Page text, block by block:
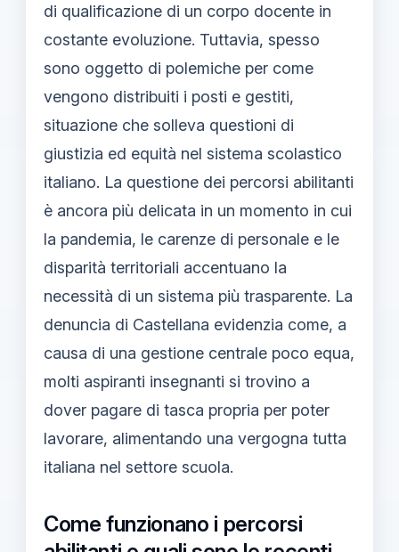
di qualificazione di un corpo docente in
costante evoluzione. Tuttavia, spesso
sono oggetto di polemiche per come
vengono distribuiti i posti e gestiti,
situazione che solleva questioni di
giustizia ed equità nel sistema scolastico
italiano. La questione dei percorsi abilitanti
è ancora più delicata in un momento in cui
la pandemia, le carenze di personale e le
disparità territoriali accentuano la
necessità di un sistema più trasparente. La
denuncia di Castellana evidenzia come, a
causa di una gestione centrale poco equa,
molti aspiranti insegnanti si trovino a
dover pagare di tasca propria per poter
lavorare, alimentando una vergogna tutta
italiana nel settore scuola.
Come funzionano i percorsi